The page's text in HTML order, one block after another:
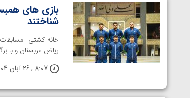
بازی های
شناختند
خانه کشتی |
ریاض عربستان و با برگزاری مسابقات 4
8:07 , 26 آبان 04